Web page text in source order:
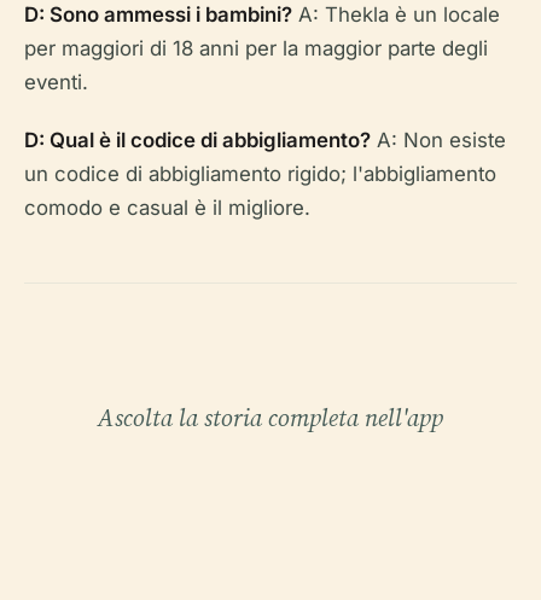
D: Sono ammessi i bambini? A: Thekla è un locale
per maggiori di 18 anni per la maggior parte degli
eventi.
D: Qual è il codice di abbigliamento? A: Non esiste
un codice di abbigliamento rigido; l'abbigliamento
comodo e casual è il migliore.
Ascolta la storia completa nell'app